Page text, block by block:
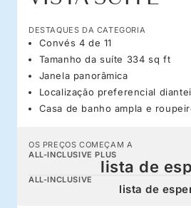
DESTAQUES DA CATEGORIA
Convés 4 de 11
Tamanho da suíte 334 sq ft
Janela panorâmica
Localização preferencial
Casa de banho ampla e
OS PREÇOS COMEÇAM A
ALL-INCLUSIVE PLUS
lista de
ALL-INCLUSIVE
lista de